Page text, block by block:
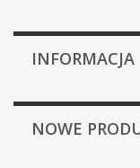
INFORMACJA
NOWE